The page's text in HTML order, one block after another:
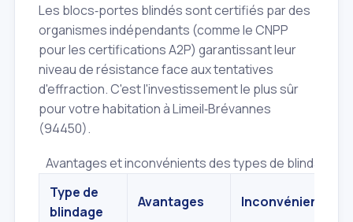
Les blocs‑portes blindés sont certifiés par des
organismes indépendants (comme le CNPP
pour les certifications A2P) garantissant leur
niveau de résistance face aux tentatives
d'effraction. C'est l'investissement le plus sûr
pour votre habitation à Limeil‑Brévannes
(94450).
Avantages et inconvénients des types de blindage
Type de
blindage
Avantages Inconvénients